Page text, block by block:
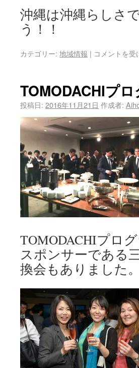
沖縄は沖縄らしさ
う！！
カテゴリー: 地域情報 | コメントを受
TOMODACHIプ
投稿日: 2016年11月21日 作成者:
TOMODACHIプロ
スポンサーである
換会もありました。